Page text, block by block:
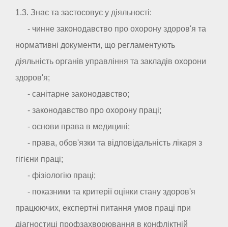
1.3. Знає та застосовує у діяльності:
- чинне законодавство про охорону здоров'я та
нормативні документи, що регламентують
діяльність органів управління та закладів охорони
здоров'я;
- санітарне законодавство;
- законодавство про охорону праці;
- основи права в медицині;
- права, обов'язки та відповідальність лікаря з
гігієни праці;
- фізіологію праці;
- показники та критерії оцінки стану здоров'я
працюючих, експертні питання умов праці при
діагностиці профзахворювання в конфліктній